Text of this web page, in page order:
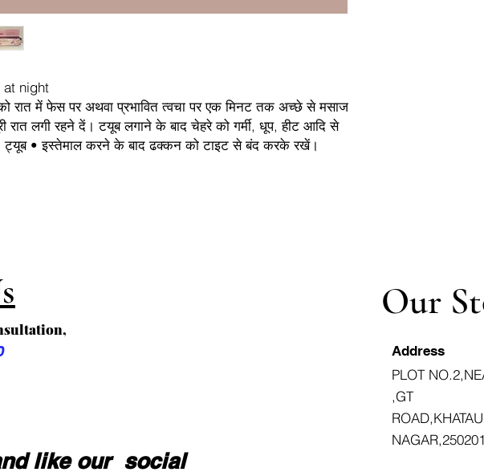
at night
रात में फेस पर अथवा प्रभावित त्वचा पर एक मिनट तक अच्छे से मसाज
रात लगी रहने दें। टयूब लगाने के बाद चेहरे को गर्मी, धूप, हीट आदि से
ट्यूब • इस्तेमाल करने के बाद ढक्कन को टाइट से बंद करके रखें।
like our social
Our
Address
PLOT
,GT
NAGAR,250201